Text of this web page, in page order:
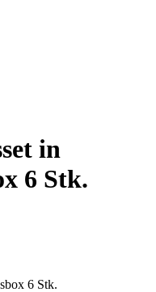
in
6 Stk.
6 Stk.